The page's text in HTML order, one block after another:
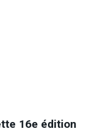
16e édition